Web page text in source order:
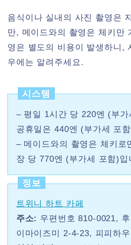
음식이나 실내의 사진 촬영은
만, 메이드와의 촬영은 체키만
영은 별도의 비용이 발생하니,
우에는 알려주세요.
시스템
– 평일 1시간 당 220엔 (부
공휴일은 440엔 (부가세 포
– 메이드와의 촬영은 체키로
장 당 770엔 (부가세 포함)입
정보
트위니 하트 카페
주소: 우편번호 810-0021,
이마이즈미 2-4-23, 피피하